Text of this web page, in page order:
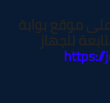
موقع بوابة
للجهاز